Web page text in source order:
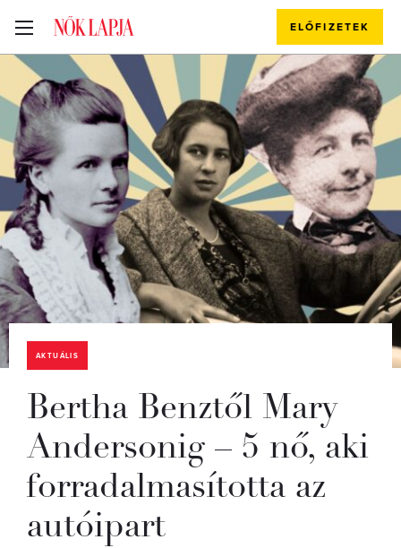
ELŐFIZETEK
AKTUÁLIS
Bertha Benztől Mary
Andersonig – 5 nő, aki
forradalmasította az
autóipart